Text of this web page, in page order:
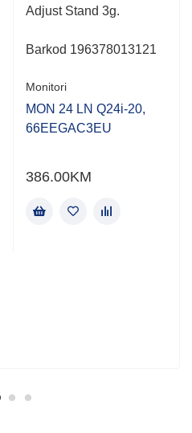
Adjust Stand 3g.
Barkod 196378013121
Monitori
MON 24 LN Q24i-20,
66EEGAC3EU
386.00KM